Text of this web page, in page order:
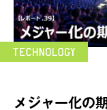
メジャー化の